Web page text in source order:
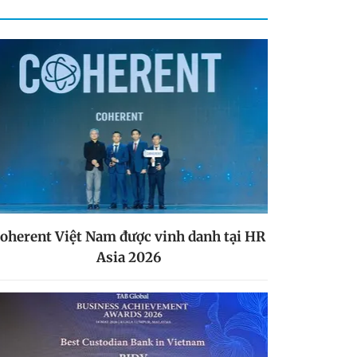
Việt Nam được vinh danh tại HR
Asia 2026